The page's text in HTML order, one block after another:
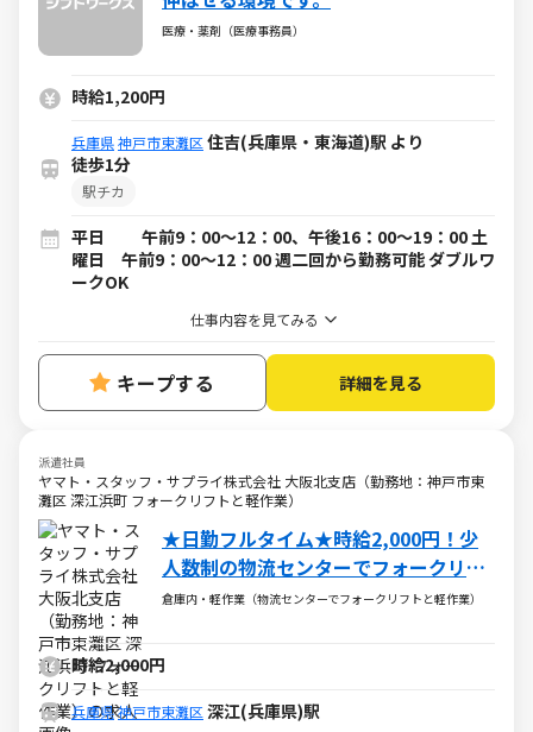
医療・薬剤（医療事務員）
時給1,200円
兵庫県神戸市東灘区 住吉(兵庫県・東海道)駅 より
徒歩1分
駅チカ
平日 午前9：00～12：00、午後16：00～19：00 土
曜日 午前9：00～12：00 週二回から勤務可能 ダブルワ
ークOK
仕事内容を見てみる
キープする 詳細を見る
派遣社員
ヤマト・スタッフ・サプライ株式会社 大阪北支店（勤務地：神戸市東
灘区 深江浜町 フォークリフトと軽作業）
★日勤フルタイム★時給2,000円！少
人数制の物流センターでフォークリフ
トと軽作業のお仕事！
倉庫内・軽作業（物流センターでフォークリフトと軽作業）
時給2,000円
兵庫県神戸市東灘区 深江(兵庫県)駅